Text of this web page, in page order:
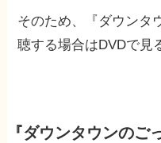
そのため、『ダウンタ
聴する場合はDVDで見
『ダウンタウンのご